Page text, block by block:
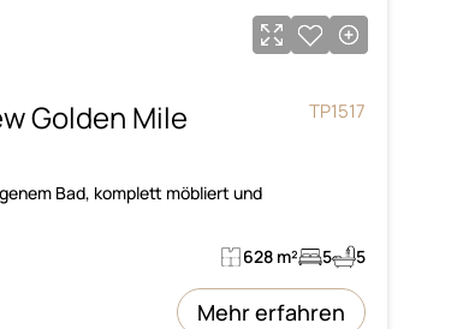
Golden Mile
TP1517
Bad, komplett möbliert und
628 m² 5 5
Mehr erfahren